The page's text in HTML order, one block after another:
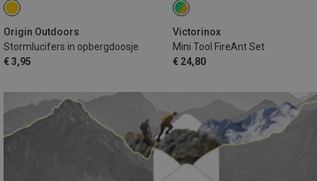
Origin Outdoors
Stormlucifers in opbergdoosje
€ 3,95
Victorinox
Mini Tool FireAnt Set
€ 24,80